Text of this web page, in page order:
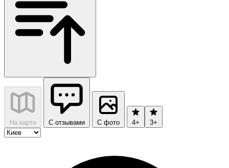
На карте С отзывами С фото 4+ 3+